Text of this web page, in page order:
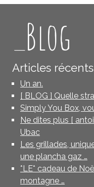
_Blog
Articles récents
Un an.
[ BLOG ] Quelle
Simply You Box,
Ne dites plus [
Ubac
Les grillades,
une plancha gaz …
*LE* cadeau de
montagne …